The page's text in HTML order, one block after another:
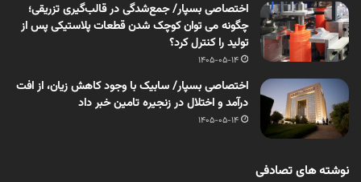
اختصاصی بسپار/ جمع‌شدگی در قالب‌گیری تزریقی؛
چگونه می توان کوچک شدن قطعات پلاستیکی پس از
تولید را کنترل کرد؟
1405-05-14
اختصاصی بسپار/ سابیک با وجود کاهش زیان، از افت
درآمد و اختلال در زنجیره تامین خبر داد
1405-05-14
نوشته های تصادفی